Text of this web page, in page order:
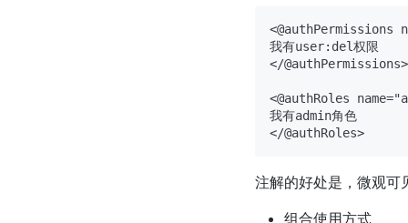
<@authPermissions
我有user:del权限
</@authPermissions>
<@authRoles
我有admin角色
注解的好处是，微观可
组合使用方式